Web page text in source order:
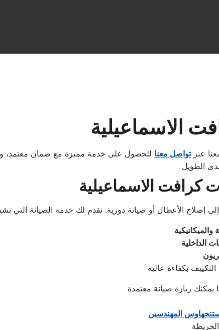
الاسماعيلية
عبرتواصل معنا للحصول على خدمة مميزة مع ضمان معتمد،
كرافت الاسماعيلية
والميكانيكية
الداخلية
المهندسين